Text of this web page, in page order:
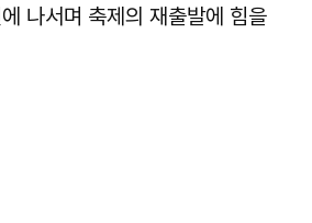
나서며 축제의 재출발에 힘을